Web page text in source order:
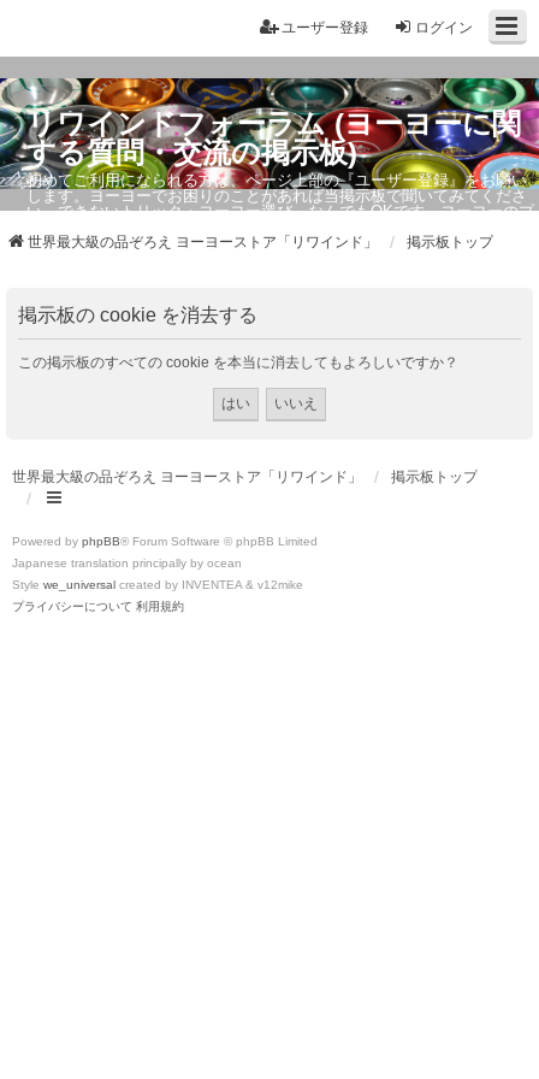
ログイン
ユーザー登録
リワインドフォーラム (ヨーヨーに関
する質問・交流の掲示板)
初めてご利用になられる方は、ページ上部の『ユーザー登録』をお願い
します。ヨーヨーでお困りのことがあれば当掲示板で聞いてみてくださ
い。できないトリック・ヨーヨー選び、なんでもOKです。ヨーヨーのプ
世界最大級の品ぞろえ ヨーヨーストア「リワインド」 掲示板トップ
掲示板の cookie を消去する
この掲示板のすべての cookie を本当に消去してもよろしいですか？
世界最大級の品ぞろえ ヨーヨーストア「リワインド」 掲示板トップ
Powered by phpBB® Forum Software © phpBB Limited
Japanese translation principally by ocean
Style we_universal created by INVENTEA & v12mike
プライバシーについて 利用規約